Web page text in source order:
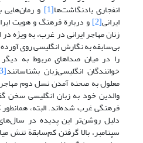
انفجاری یادنگاشت‌ها[1] و رمان‌هایی
ایرانی[2] و دربارة فرهنگ و هویت
زنان مهاجر ایرانی در غرب، به ویژه
بی‌سابقه به نگارش انگلیسی روی
را در میان صداهای مربوط به
خوانندگان انگلیسی‌زبان بشناسانند[3]
معلول به صحنه آمدن نسل دوم
والدین خود به زبان انگلیسی سخن
فرهنگی غرب شده‌اند. البته،
سپتامبر، بالا گرفتن کم‌سابقة تنش